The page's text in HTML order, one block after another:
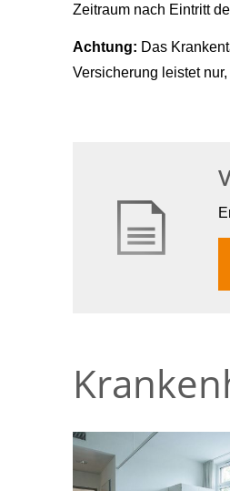
Zeitraum nach Eintritt
Achtung: Das
Versicherung leistet